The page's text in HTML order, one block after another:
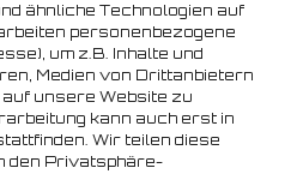
ähnliche Technologien auf
personenbezogene
um z.B. Inhalte und
Medien von Drittanbietern
unsere Website zu
kann auch erst in
Wir teilen diese
den Privatsphäre-
Hamburg e.V.